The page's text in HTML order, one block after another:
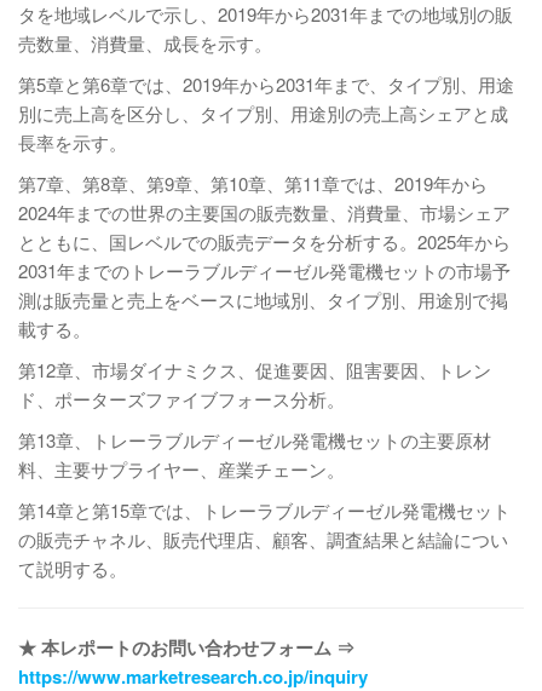
タを地域レベルで示し、2019年から2031年までの地域別の販
売数量、消費量、成長を示す。
第5章と第6章では、2019年から2031年まで、タイプ別、用途
別に売上高を区分し、タイプ別、用途別の売上高シェアと成
長率を示す。
第7章、第8章、第9章、第10章、第11章では、2019年から
2024年までの世界の主要国の販売数量、消費量、市場シェア
とともに、国レベルでの販売データを分析する。2025年から
2031年までのトレーラブルディーゼル発電機セットの市場予
測は販売量と売上をベースに地域別、タイプ別、用途別で掲
載する。
第12章、市場ダイナミクス、促進要因、阻害要因、トレン
ド、ポーターズファイブフォース分析。
第13章、トレーラブルディーゼル発電機セットの主要原材
料、主要サプライヤー、産業チェーン。
第14章と第15章では、トレーラブルディーゼル発電機セット
の販売チャネル、販売代理店、顧客、調査結果と結論につい
て説明する。
★ 本レポートのお問い合わせフォーム ⇒
https://www.marketresearch.co.jp/inquiry